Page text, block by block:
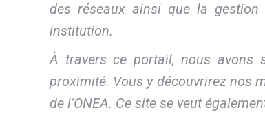
des réseaux ainsi que la gestion
institution.
À travers ce portail, nous avons
proximité. Vous y découvrirez nos
de l’ONEA. Ce site se veut